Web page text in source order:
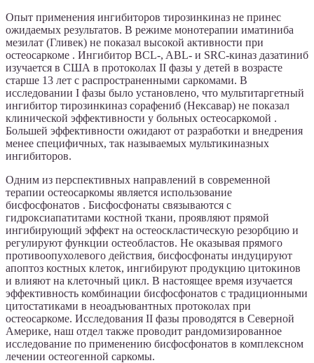
Опыт применения ингибиторов тирозинкиназ не принес
ожидаемых результатов. В режиме монотерапии иматиниба
мезилат (Гливек) не показал высокой активности при
остеосаркоме . Ингибитор BCL-, ABL- и SRC-киназ дазатиниб
изучается в США в протоколах II фазы у детей в возрасте
старше 13 лет с распространенными саркомами. В
исследовании I фазы было установлено, что мультитаргетный
ингибитор тирозинкиназ сорафениб (Нексавар) не показал
клинической эффективности у больных остеосаркомой .
Большей эффективности ожидают от разработки и внедрения
менее специфичных, так называемых мультикиназных
ингибиторов.
Одним из перспективных направлений в современной
терапии остеосаркомы является использование
бисфосфонатов . Бисфосфонаты связываются с
гидроксиапатитами костной ткани, проявляют прямой
ингибирующий эффект на остеоскластическую резорбцию и
регулируют функции остеобластов. Не оказывая прямого
противоопухолевого действия, бисфосфонаты индуцируют
апоптоз костных клеток, ингибируют продукцию цитокинов
и влияют на клеточный цикл. В настоящее время изучается
эффективность комбинации бисфосфонатов с традиционными
цитостатиками в неоадъювантных протоколах при
остеосаркоме. Исследования II фазы проводятся в Северной
Америке, наш отдел также проводит рандомизированное
исследование по применению бисфосфонатов в комплексном
лечении остеогенной саркомы.